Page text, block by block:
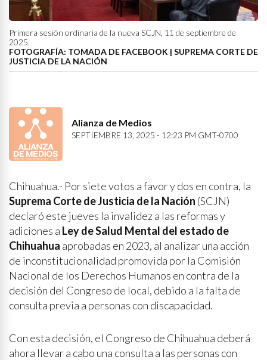
Primera sesión ordinaria de la nueva SCJN, 11 de septiembre de
2025.
FOTOGRAFÍA: TOMADA DE FACEBOOK | SUPREMA CORTE DE
JUSTICIA DE LA NACIÓN
Alianza de Medios
SEPTIEMBRE 13, 2025 - 12:23 PM GMT-0700
Chihuahua.- Por siete votos a favor y dos en contra, la
Suprema Corte de Justicia de la Nación (SCJN)
declaró este jueves la invalidez a las reformas y
adiciones a Ley de Salud Mental del estado de
Chihuahua aprobadas en 2023, al analizar una acción
de inconstitucionalidad promovida por la Comisión
Nacional de los Derechos Humanos en contra de la
decisión del Congreso de local, debido a la falta de
consulta previa a personas con discapacidad.
Con esta decisión, el Congreso de Chihuahua deberá
ahora llevar a cabo una consulta a las personas con